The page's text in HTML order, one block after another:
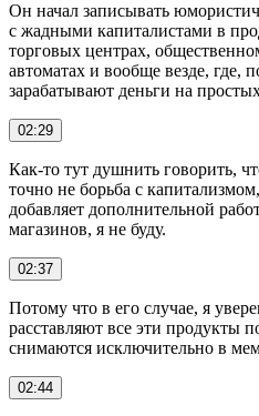
Он начал записывать
с жадными капиталистами в
торговых центрах,
автоматах и вообще везде, где,
зарабатывают деньги на
02:29
Как-то тут душнить говорить,
точно не борьба с
добавляет дополнительной
магазинов, я не буду.
02:37
Потому что в его случае, я
расставляют все эти продукты
снимаются исключительно в
02:44